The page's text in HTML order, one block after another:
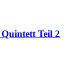
Teil 2